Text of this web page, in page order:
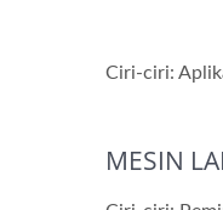
Ciri-ciri:
MESIN